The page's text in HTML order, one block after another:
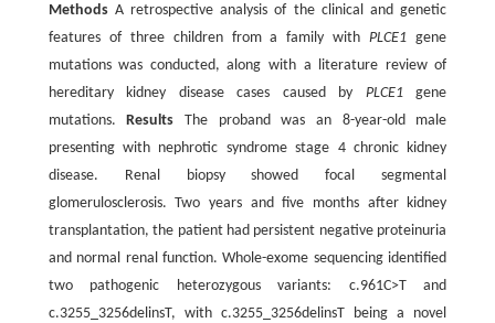
MethodsA retrospective analysis of the clinical and genetic
features of three children from a family withPLCE1 gene
mutations was conducted, along with a literature review of
hereditary kidney disease cases caused by PLCE1gene
mutations.
Results The proband was an 8-year-old male
presenting with nephrotic syndrome stage 4 chronic kidney
disease. Renal biopsy showed focal segmental
glomerulosclerosis. Two years and five months after kidney
transplantation, the patient had persistent negative proteinuria
and normal renal function. Whole-exome sequencing identified
two pathogenic heterozygous variants: c.961C>T and
c.3255_3256delinsT, with c.3255_3256delinsT being a novel